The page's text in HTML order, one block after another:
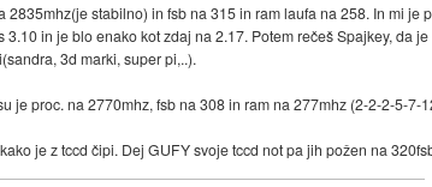
2835mhz(je stabilno) in fsb na 315 in ram laufa na 258. In mi
3.10 in je blo enako kot zdaj na 2.17. Potem rečeš Spajkey, da
3d marki, super pi,..).
je proc. na 2770mhz, fsb na 308 in ram na 277mhz (2-2-2-5-
je z tccd čipi. Dej GUFY svoje tccd not pa jih požen na